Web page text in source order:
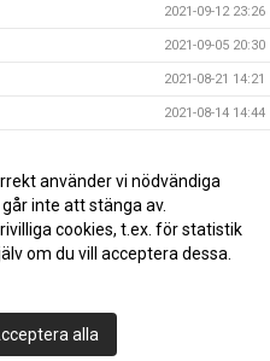
2021-09-12 23:26
2021-09-05 20:30
2021-08-21 14:21
2021-08-14 14:44
2021-06-30 11:24
2021-06-28 10:49
använder vi nödvändiga
inte att stänga av.
cookies, t.ex. för statistik
om du vill acceptera dessa.
alla